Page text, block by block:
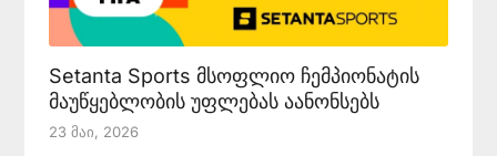
Setanta Sports მსოფლიო ჩემპიონატის
მაუწყებლობის უფლებას აანონსებს
23 Მაი, 2026